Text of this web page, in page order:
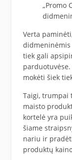
„Promo
Verta
didmeninėmis
tiek gali
mokėti šiek
Taigi,
maisto
kortelė yra
šiame
nariu ir
produktų